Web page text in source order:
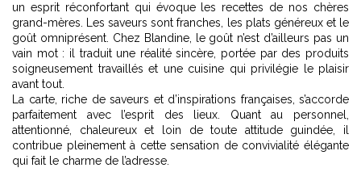
un esprit réconfortant qui évoque les recettes de nos chères
grand-mères. Les saveurs sont franches, les plats généreux et le
goût omniprésent. Chez Blandine, le goût n’est d’ailleurs pas un
vain mot : il traduit une réalité sincère, portée par des produits
soigneusement travaillés et une cuisine qui privilégie le plaisir
avant tout.
La carte, riche de saveurs et d’inspirations françaises, s’accorde
parfaitement avec l’esprit des lieux. Quant au personnel,
attentionné, chaleureux et loin de toute attitude guindée, il
contribue pleinement à cette sensation de convivialité élégante
qui fait le charme de l’adresse.